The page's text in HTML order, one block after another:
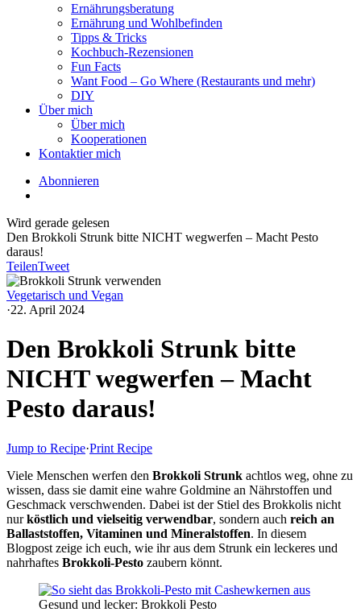
Ernährungsberatung
Ernährung und Wohlbefinden
Tipps & Tricks
Kochbuch-Rezensionen
Fun Facts
Want Food – Go Where (Restaurants und mehr)
DIY
Über mich
Über mich
Kooperationen
Kontaktier mich
Abonnieren
Wird gerade gelesen
Den Brokkoli Strunk bitte NICHT wegwerfen – Macht Pesto
daraus!
TeilenTweet
Vegetarisch und Vegan
·22. April 2024
Den Brokkoli Strunk bitte
NICHT wegwerfen – Macht
Pesto daraus!
Jump to Recipe·Print Recipe
Viele Menschen werfen den Brokkoli Strunk achtlos weg, ohne zu
wissen, dass sie damit eine wahre Goldmine an Nährstoffen und
Geschmack verschwenden. Dabei ist der Stiel des Brokkolis nicht
nurköstlich und vielseitig verwendbar, sondern auch reich an
Ballaststoffen, Vitaminen und Mineralstoffen. In diesem
Blogpost zeige ich euch, wie ihr aus dem Strunk ein leckeres und
nahrhaftes Brokkoli-Pesto zaubern könnt.
Gesund und lecker: Brokkoli Pesto